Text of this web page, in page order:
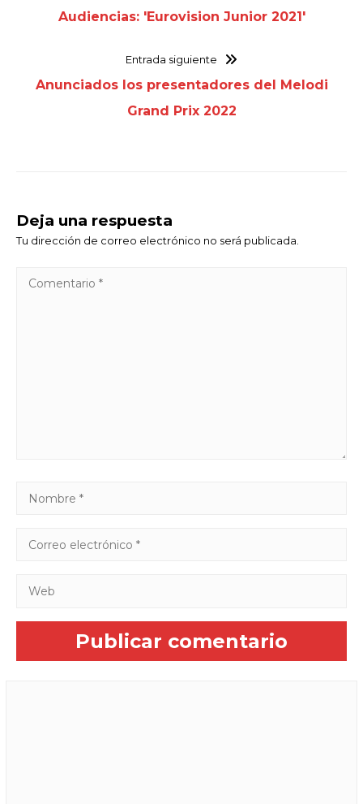
Audiencias: 'Eurovision Junior 2021'
Entrada siguiente
Anunciados los presentadores del Melodi
Grand Prix 2022
Deja una respuesta
Tu dirección de correo electrónico no será publicada.